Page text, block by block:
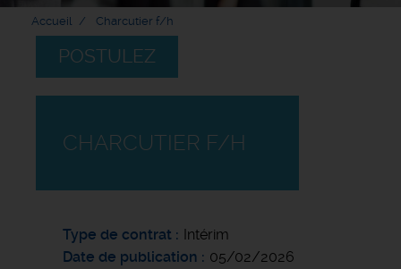
Accueil Charcutier f/h
POSTULEZ
CHARCUTIER F/H
Type de contrat
Intérim
Date de publication
05/02/2026